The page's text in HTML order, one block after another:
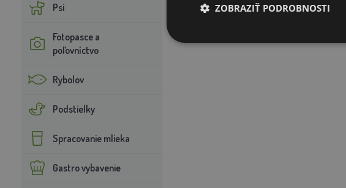
Psi
Fotopasce a
poľovníctvo
Rybolov
Podstielky
Spracovanie mlieka
Gastro vybavenie
ZOBRAZIŤ PODROBNOSTI